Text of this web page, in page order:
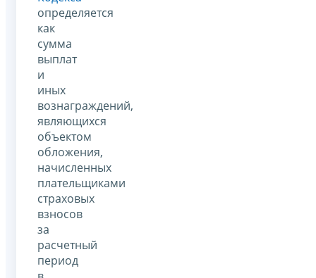
определяется
как
сумма
выплат
и
иных
вознаграждений,
являющихся
объектом
обложения,
начисленных
плательщиками
страховых
взносов
за
расчетный
период